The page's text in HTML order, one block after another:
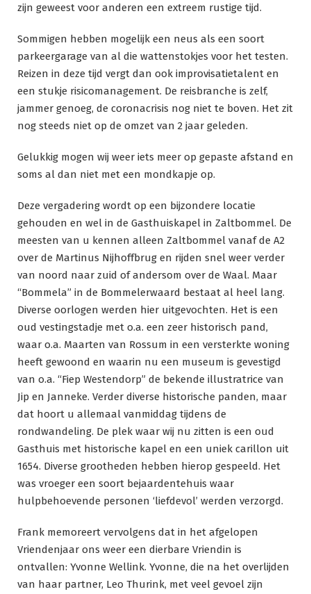
zijn geweest voor anderen een extreem rustige tijd.
Sommigen hebben mogelijk een neus als een soort
parkeergarage van al die wattenstokjes voor het testen.
Reizen in deze tijd vergt dan ook improvisatietalent en
een stukje risicomanagement. De reisbranche is zelf,
jammer genoeg, de coronacrisis nog niet te boven. Het zit
nog steeds niet op de omzet van 2 jaar geleden.
Gelukkig mogen wij weer iets meer op gepaste afstand en
soms al dan niet met een mondkapje op.
Deze vergadering wordt op een bijzondere locatie
gehouden en wel in de Gasthuiskapel in Zaltbommel. De
meesten van u kennen alleen Zaltbommel vanaf de A2
over de Martinus Nijhoffbrug en rijden snel weer verder
van noord naar zuid of andersom over de Waal. Maar
“Bommela” in de Bommelerwaard bestaat al heel lang.
Diverse oorlogen werden hier uitgevochten. Het is een
oud vestingstadje met o.a. een zeer historisch pand,
waar o.a. Maarten van Rossum in een versterkte woning
heeft gewoond en waarin nu een museum is gevestigd
van o.a. “Fiep Westendorp” de bekende illustratrice van
Jip en Janneke. Verder diverse historische panden, maar
dat hoort u allemaal vanmiddag tijdens de
rondwandeling. De plek waar wij nu zitten is een oud
Gasthuis met historische kapel en een uniek carillon uit
1654. Diverse grootheden hebben hierop gespeeld. Het
was vroeger een soort bejaardentehuis waar
hulpbehoevende personen ‘liefdevol’ werden verzorgd.
Frank memoreert vervolgens dat in het afgelopen
Vriendenjaar ons weer een dierbare Vriendin is
ontvallen: Yvonne Wellink. Yvonne, die na het overlijden
van haar partner, Leo Thurink, met veel gevoel zijn